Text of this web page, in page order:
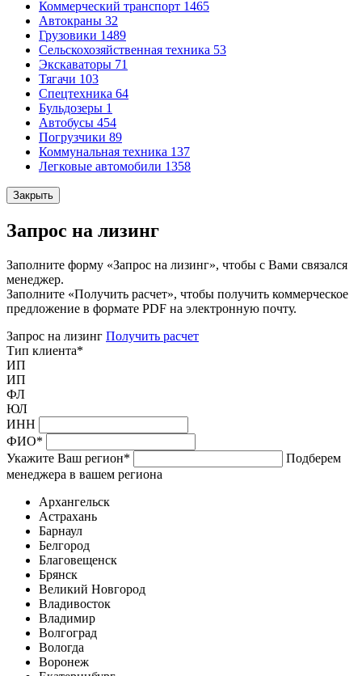
Коммерческий транспорт 1465
Автокраны 32
Грузовики 1489
Сельскохозяйственная техника 53
Экскаваторы 71
Тягачи 103
Спецтехника 64
Бульдозеры 1
Автобусы 454
Погрузчики 89
Коммунальная техника 137
Легковые автомобили 1358
Закрыть
Запрос на лизинг
Заполните форму «Запрос на лизинг», чтобы с Вами связался
менеджер.
Заполните «Получить расчет», чтобы получить коммерческое
предложение в формате PDF на электронную почту.
Запрос на лизинг Получить расчет
Тип клиента*
ИП
ИП
ФЛ
ЮЛ
ИНН
ФИО*
Укажите Ваш регион*
Подберем
менеджера в вашем региона
Архангельск
Астрахань
Барнаул
Белгород
Благовещенск
Брянск
Великий Новгород
Владивосток
Владимир
Волгоград
Вологда
Воронеж